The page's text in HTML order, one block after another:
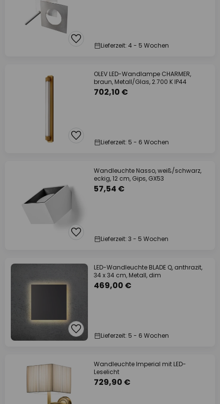
Lieferzeit: 4 - 5 Wochen
OLEV LED-Wandlampe CHARMER,
braun, Metall/Glas, 2.700 K IP44
702,10 €
Lieferzeit: 5 - 6 Wochen
Wandleuchte Nasso, weiß/schwarz,
eckig, 12 cm, Gips, GX53
57,54 €
Lieferzeit: 3 - 5 Wochen
LED-Wandleuchte BLADE Q, anthrazit,
34 x 34 cm, Metall, dim
469,00 €
Lieferzeit: 5 - 6 Wochen
Wandleuchte Imperial mit LED-
Leselicht
729,90 €